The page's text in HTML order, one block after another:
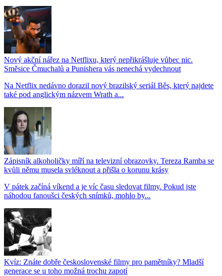
Nový akční nářez na Netflixu, který nepřikrášluje vůbec nic.
Směsice Čmuchalů a Punishera vás nenechá vydechnout
Na Netflix nedávno dorazil nový brazilský seriál Běs, který najdete
také pod anglickým názvem Wrath a...
Zápisník alkoholičky míří na televizní obrazovky. Tereza Ramba se
kvůli němu musela svléknout a přišla o korunu krásy
V pátek začíná víkend a je víc času sledovat filmy. Pokud jste
náhodou fanoušci českých snímků, mohlo by...
Kvíz: Znáte dobře československé filmy pro pamětníky? Mladší
generace se u toho možná trochu zapotí